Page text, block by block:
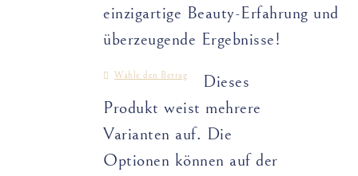
einzigartige Beauty-Erfahrung und
überzeugende Ergebnisse!
Wähle den Betrag
Dieses
Produkt weist mehrere
Varianten auf. Die
Optionen können auf der